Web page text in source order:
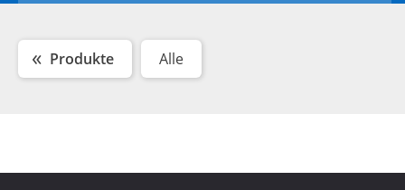
Produkte Alle